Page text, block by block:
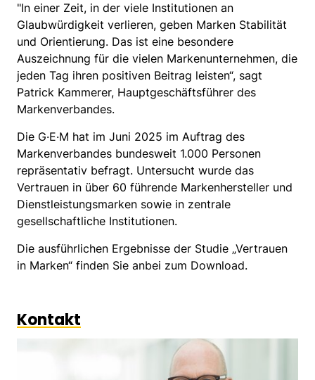
"In einer Zeit, in der viele Institutionen an
Glaubwürdigkeit verlieren, geben Marken Stabilität
und Orientierung. Das ist eine besondere
Auszeichnung für die vielen Markenunternehmen, die
jeden Tag ihren positiven Beitrag leisten“, sagt
Patrick Kammerer, Hauptgeschäftsführer des
Markenverbandes.
Die G·E·M hat im Juni 2025 im Auftrag des
Markenverbandes bundesweit 1.000 Personen
repräsentativ befragt. Untersucht wurde das
Vertrauen in über 60 führende Markenhersteller und
Dienstleistungsmarken sowie in zentrale
gesellschaftliche Institutionen.
Die ausführlichen Ergebnisse der Studie „Vertrauen
in Marken“ finden Sie anbei zum Download.
Kontakt